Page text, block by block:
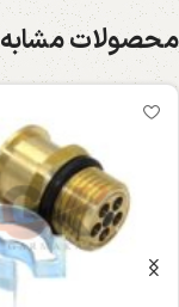
محصولات مشابه